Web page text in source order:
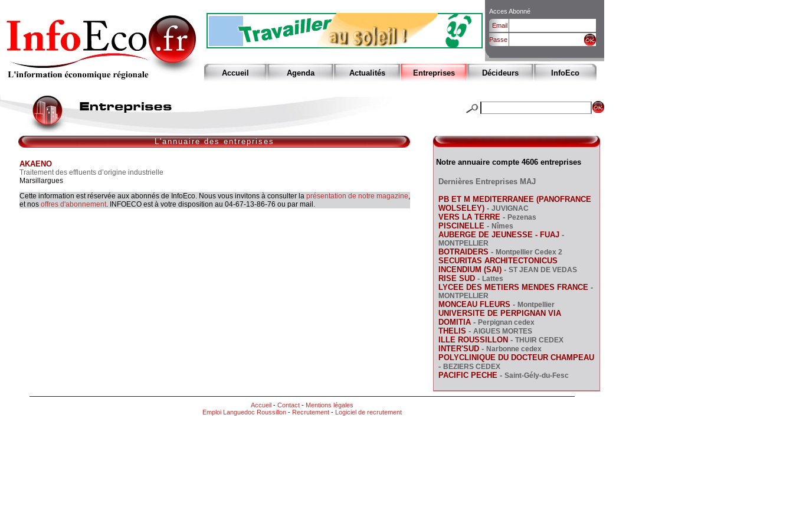
Acces Abonné
Email
Passe
Accueil Agenda Actualités Entreprises Décideurs InfoEco
L'annuaire des entreprises
AKAENO
Traitement des effluents d’origine industrielle
Marsillargues
Cette information est réservée aux abonnés de InfoEco. Nous vous invitons à consulter la présentation de notre magazine,
et nos offres d'abonnement. INFOECO est à votre disposition au 04-67-13-86-76 ou par mail.
Notre annuaire compte 4606 entreprises
Dernières Entreprises MAJ
PB ET M MEDITERRANEE (PANOFRANCE
WOLSELEY) - JUVIGNAC
VERS LA TERRE - Pezenas
PISCINELLE - Nîmes
AUBERGE DE JEUNESSE - FUAJ -
MONTPELLIER
BOTRAIDERS - Montpellier Cedex 2
SECURITAS ARCHITECTONICUS
INCENDIUM (SAI) - ST JEAN DE VEDAS
RISE SUD - Lattes
LYCEE DES METIERS MENDES FRANCE -
MONTPELLIER
MONCEAU FLEURS - Montpellier
UNIVERSITE DE PERPIGNAN VIA
DOMITIA - Perpignan cedex
THELIS - AIGUES MORTES
ILLE ROUSSILLON - THUIR CEDEX
INTER'SUD - Narbonne cedex
POLYCLINIQUE DU DOCTEUR CHAMPEAU
- BEZIERS CEDEX
PACIFIC PECHE - Saint-Gély-du-Fesc
Accueil - Contact - Mentions légales
Emploi Languedoc Roussillon - Recrutement - Logiciel de recrutement